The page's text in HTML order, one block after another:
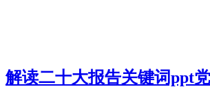
解读二十大报告关键词ppt